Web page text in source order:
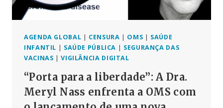
AGENDA GLOBAL | CENSURA | OMS | SAÚDE
INFANTIL | SAÚDE PÚBLICA | SEGURANÇA DAS
VACINAS |VIGILÂNCIA DIGITAL
“Porta para a liberdade”: A Dra.
Meryl Nass enfrenta a OMS com